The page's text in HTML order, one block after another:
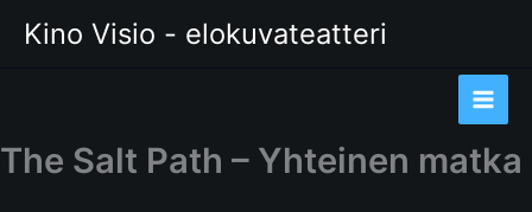
sisältöön
Kino Visio - elokuvateatteri
The Salt Path – Yhteinen matka